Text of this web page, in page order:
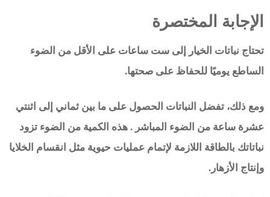
الإجابة المختصرة
تحتاج نباتات الخيار إلى ست ساعات على الأقل من الضوء
الساطع يوميًا للحفاظ على صحتها.
ومع ذلك، تفضل النباتات الحصول على ما بين ثماني إلى اثنتي
عشرة ساعة من الضوء المباشر . هذه الكمية من الضوء تزود
نباتاتك بالطاقة اللازمة لإتمام عمليات حيوية مثل انقسام الخلايا
وإنتاج الأزهار.